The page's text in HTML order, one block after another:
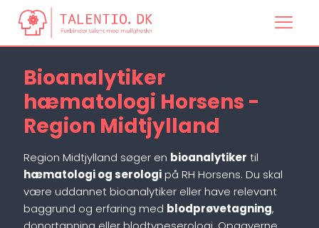
Bioanalytiker
hæmatologi Horsens -
Region Midtjylland
Region Midtjylland søger en bioanalytiker til
hæmatologi og serologipå RH Horsens. Du skal
være uddannet bioanalytiker eller have relevant
baggrund og erfaring med blodprøvetagning,